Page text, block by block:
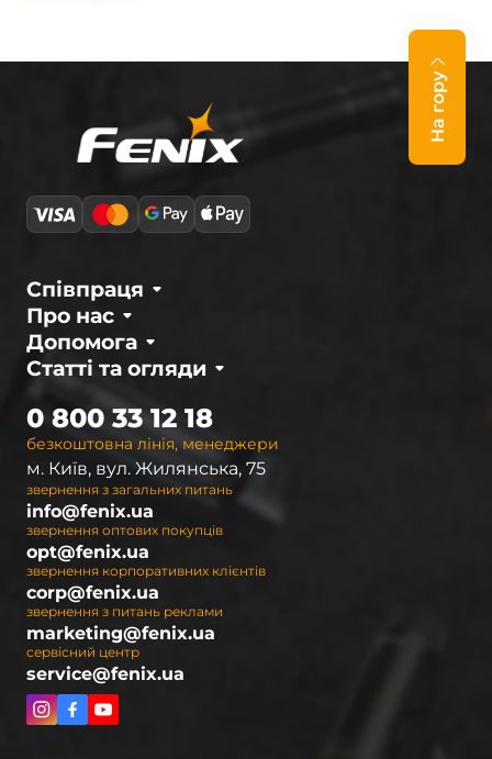
можливість багаторазового перезаряджання
— понад 500 циклів. Ці елементи живлення
позбавлені так званого ефекту пам'яті й
500-го перезаряджання.
характеристики з Li-ion; різниця полягає лише
у складі електроліту для Li-pol батареї. Такі
елементи живлення широко
використовуються для мобільних телефонів та
Нікель-металогідридні акумулятори також
витримують 500-кратне перезаряджання. При
цьому відмова від кадмію, який застосовувався
у попередника — Ni-Cd батарей, означає
перехід на більш екологічно чисте
виробництво.
Також для живлення світлодіодних ліхтарів
Fenix можна застосовувати LiFePO4
акумулятори. Цей різновид елементів
живлення поки не надто широко
розповсюджений, але вже має незаперечні
На гору
Про нас
Співпраця
Статті та огляди
Допомога
безкоштовна лінія, менеджери
0 800 33 12 18
м. Київ, вул. Жилянська, 75
звернення з загальних питань
info@fenix.ua
звернення оптових покупців
opt@fenix.ua
звернення корпоративних клієнтів
corp@fenix.ua
звернення з питань реклами
marketing@fenix.ua
сервісний центр
service@fenix.ua